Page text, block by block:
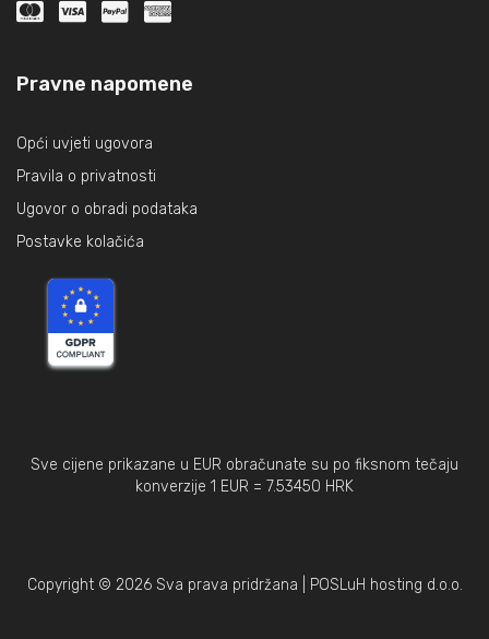
Pravne napomene
Opći uvjeti ugovora
Pravila o privatnosti
Ugovor o obradi podataka
Postavke kolačića
Sve cijene prikazane u EUR obračunate su po fiksnom tečaju
konverzije 1 EUR = 7.53450 HRK
Copyright © 2026 Sva prava pridržana | POSLuH hosting d.o.o.